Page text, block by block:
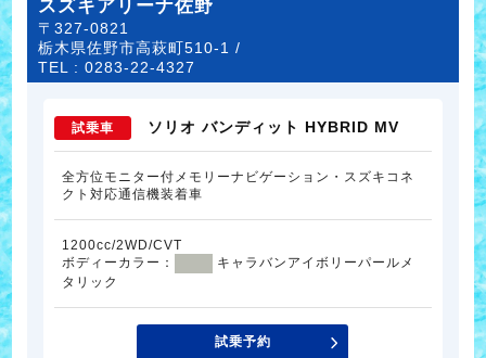
スズキアリーナ佐野
〒327-0821
栃木県佐野市高萩町510-1 /
TEL :0283-22-4327
試乗車 ソリオ バンディット HYBRID MV
全方位モニター付メモリーナビゲーション・スズキコネ
クト対応通信機装着車
1200cc/2WD/CVT
ボディーカラー：
キャラバンアイボリーパールメ
タリック
試乗予約